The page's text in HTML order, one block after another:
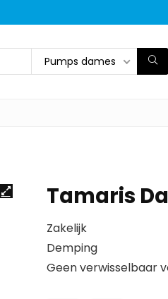
Pumps dames
Tamaris
Zakelijk
Demping
Geen verwisselbaar